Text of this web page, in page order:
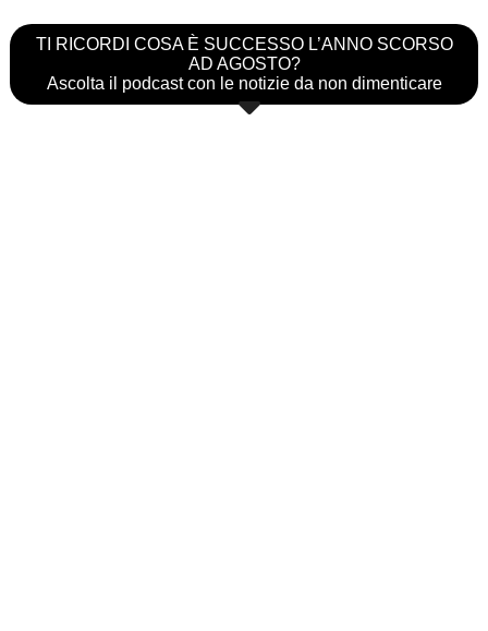
TI RICORDI COSA È SUCCESSO L’ANNO SCORSO
AD AGOSTO?
Ascolta il podcast con le notizie da non dimenticare